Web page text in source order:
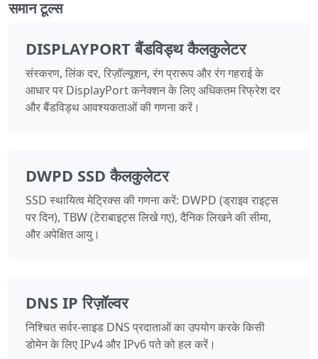
समान टूल्स
DISPLAYPORT बैंडविड्थ कैलकुलेटर
संस्करण, लिंक दर, रिज़ॉल्यूशन, रंग प्रारूप और रंग गहराई के
आधार पर DisplayPort कनेक्शन के लिए अधिकतम रिफ्रेश दर
और बैंडविड्थ आवश्यकताओं की गणना करें।
DWPD SSD कैलकुलेटर
SSD स्थायित्व मेट्रिक्स की गणना करें: DWPD (ड्राइव राइट्स
पर दिन), TBW (टेराबाइट्स लिखे गए), दैनिक लिखने की सीमा,
और अपेक्षित आयु।
DNS IP रिज़ॉल्वर
निश्चित सर्वर-साइड DNS प्रदाताओं का उपयोग करके किसी
डोमेन के लिए IPv4 और IPv6 पते को हल करें।